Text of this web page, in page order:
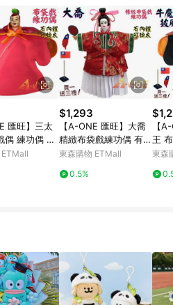
扣優惠後之最終發票金額計算，
6. 訂單如有使用東森購物
限於東森幣、樂透金、東森現金
依東森購物ETMall之結帳頁面
一商品最高回饋點數」機制(特
同一訂單中同一商品不論件數
購物所設定的回饋機制為準。
，商品資料更新會有時間差，
贈品與東森購物ETMall銷售網
9. 若有贈點爭議，請務必於訂單
詢；若超過180天(含)以上進
分點數紅包僅限指定商品使
數紅包之適用商品與使用條件
匯旺】三太
偶 練功偶 有
(送臺灣背
偶 戲偶 手偶
ETMall
$1,293
【A-ONE 匯旺】大喬
精緻布袋戲練功偶 有內
體可換衣 (送臺灣刺繡
布偶 木偶 人偶 戲偶 手
東森購物 ETMall
0.5%
【
王
內體
布偶
東森